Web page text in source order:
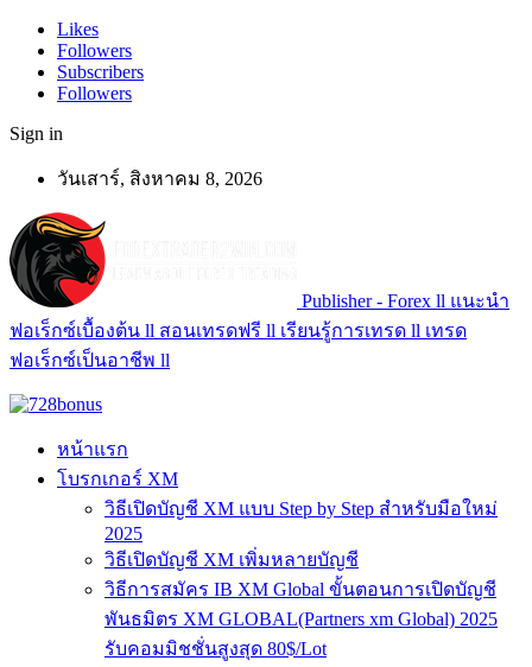
Likes
Followers
Subscribers
Followers
Sign in
วันเสาร์, สิงหาคม 8, 2026
Publisher - Forex ll แนะนำ
ฟอเร็กซ์เบื้องต้น ll สอนเทรดฟรี ll เรียนรู้การเทรด ll เทรด
ฟอเร็กซ์เป็นอาชีพ ll
หน้าแรก
โบรกเกอร์ XM
วิธีเปิดบัญชี XM แบบ Step by Step สำหรับมือใหม่
2025
วิธีเปิดบัญชี XM เพิ่มหลายบัญชี
วิธีการสมัคร IB XM Global ขั้นตอนการเปิดบัญชี
พันธมิตร XM GLOBAL(Partners xm Global) 2025
รับคอมมิชชั่นสูงสุด 80$/Lot